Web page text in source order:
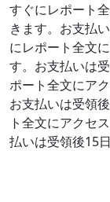
すぐにレポート
きます。お支払
にレポート全文
す。お支払いは
ポート全文にア
お支払いは受領
ト全文にアクセ
払いは受領後15